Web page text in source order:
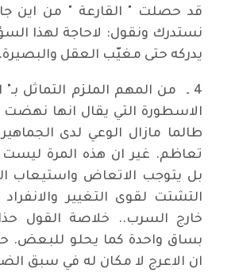
قد حصلت " القارعة " من اين
نستدرك ونقول: لاحاجة لهذا
يدركه حتى مغيّب العقل
4 ـ من المهم الملزم التماثل
الاسطورة التي يقال انها
طالما مازال الوعي لدى الجماهير
تعاظم. غير ان هذه المرة ليست
بل يتوجب الاتعاض واستيعاب
التشتت لقوى التغيير والانفراد
خارج السرب.. خلاصة القول
بساق واحدة كما يحلو للبعض.
ان الاعرج لا مكان له في سبق